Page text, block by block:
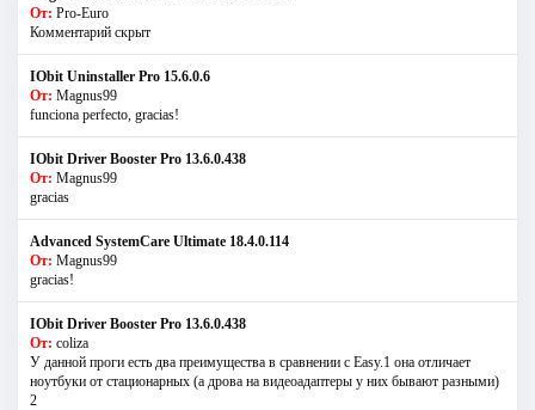
От: Pro-Euro
Комментарий скрыт
IObit Uninstaller Pro 15.6.0.6
От: Magnus99
funciona perfecto, gracias!
IObit Driver Booster Pro 13.6.0.438
От: Magnus99
gracias
Advanced SystemCare Ultimate 18.4.0.114
От: Magnus99
gracias!
IObit Driver Booster Pro 13.6.0.438
От: coliza
У данной проги есть два преимущества в сравнении с Easy.1 она отличает
ноутбуки от стационарных (а дрова на видеоадаптеры у них бывают разными)
2